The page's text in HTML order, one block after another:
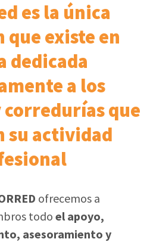
es la única
que existe en
dedicada
a los
que
su actividad
ofrecemos a
todo el apoyo,
asesoramiento y